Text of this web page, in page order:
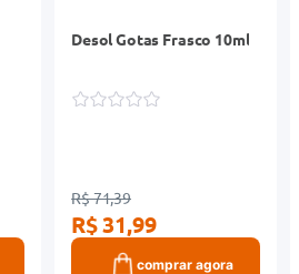
Desol Gotas Frasco 10ml
R$ 71,39
R$ 31,99
comprar agora